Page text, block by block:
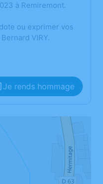
à Remiremont.
ou exprimer vos
VIRY.
Je rends hommage